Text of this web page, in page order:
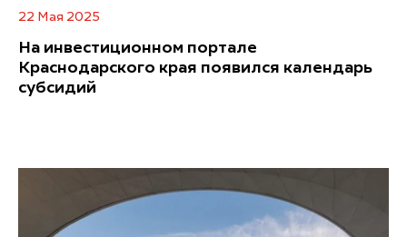
22 Мая 2025
На инвестиционном портале
Краснодарского края появился календарь
субсидий